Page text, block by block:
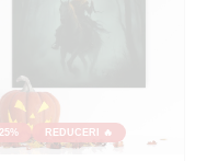
REDUCERI 🔥